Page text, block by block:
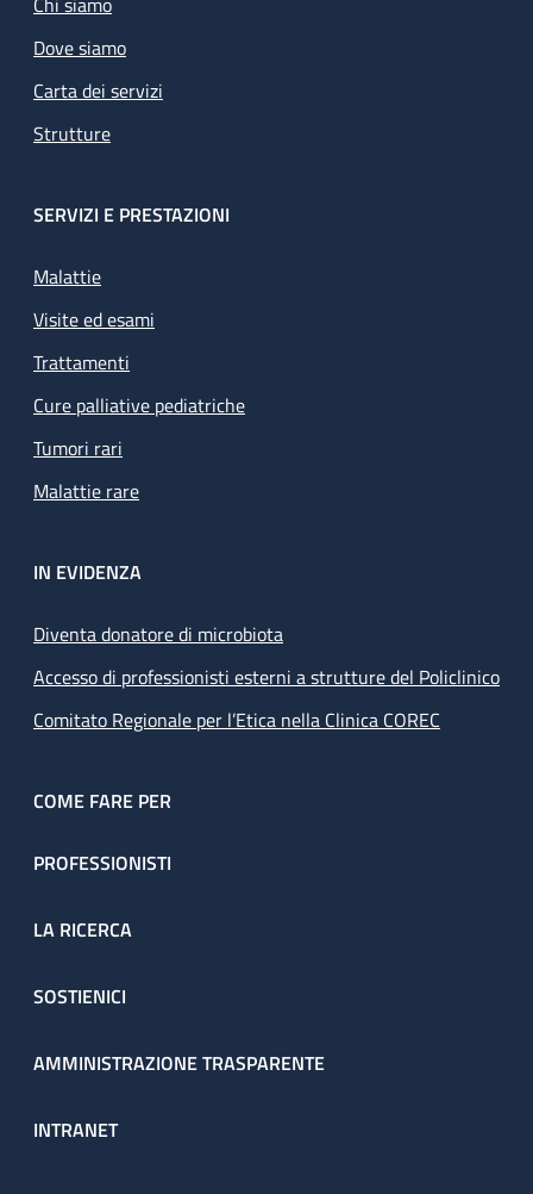
Dove siamo
Carta dei servizi
Strutture
SERVIZI E PRESTAZIONI
Malattie
Visite ed esami
Trattamenti
Cure palliative pediatriche
Tumori rari
Malattie rare
IN EVIDENZA
Diventa donatore di microbiota
Accesso di professionisti esterni a strutture del Policlinico
Comitato Regionale per l’Etica nella Clinica COREC
COME FARE PER
PROFESSIONISTI
LA RICERCA
SOSTIENICI
AMMINISTRAZIONE TRASPARENTE
INTRANET